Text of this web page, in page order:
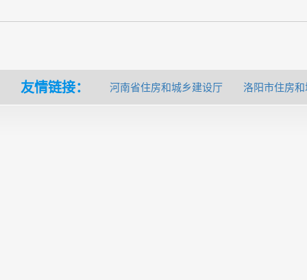
友情链接： 河南省住房和城乡建设厅 洛阳市住房